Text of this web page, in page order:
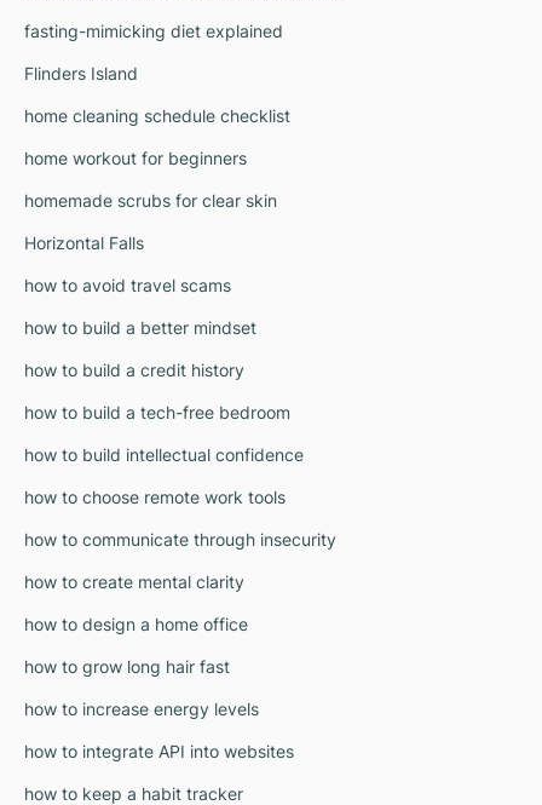
fasting-mimicking diet explained
Flinders Island
home cleaning schedule checklist
home workout for beginners
homemade scrubs for clear skin
Horizontal Falls
how to avoid travel scams
how to build a better mindset
how to build a credit history
how to build a tech-free bedroom
how to build intellectual confidence
how to choose remote work tools
how to communicate through insecurity
how to create mental clarity
how to design a home office
how to grow long hair fast
how to increase energy levels
how to integrate API into websites
how to keep a habit tracker